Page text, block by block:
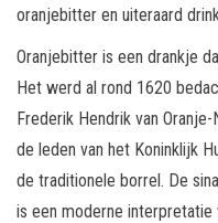
oranjebitter en uiteraard
Oranjebitter is een drankje
Het werd al rond 1620
Frederik Hendrik van
de leden van het Koninklijk
de traditionele borrel. De
is een moderne interpretatie